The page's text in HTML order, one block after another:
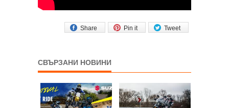
Tweet
Pin it
Share
СВЪРЗАНИ НОВИНИ